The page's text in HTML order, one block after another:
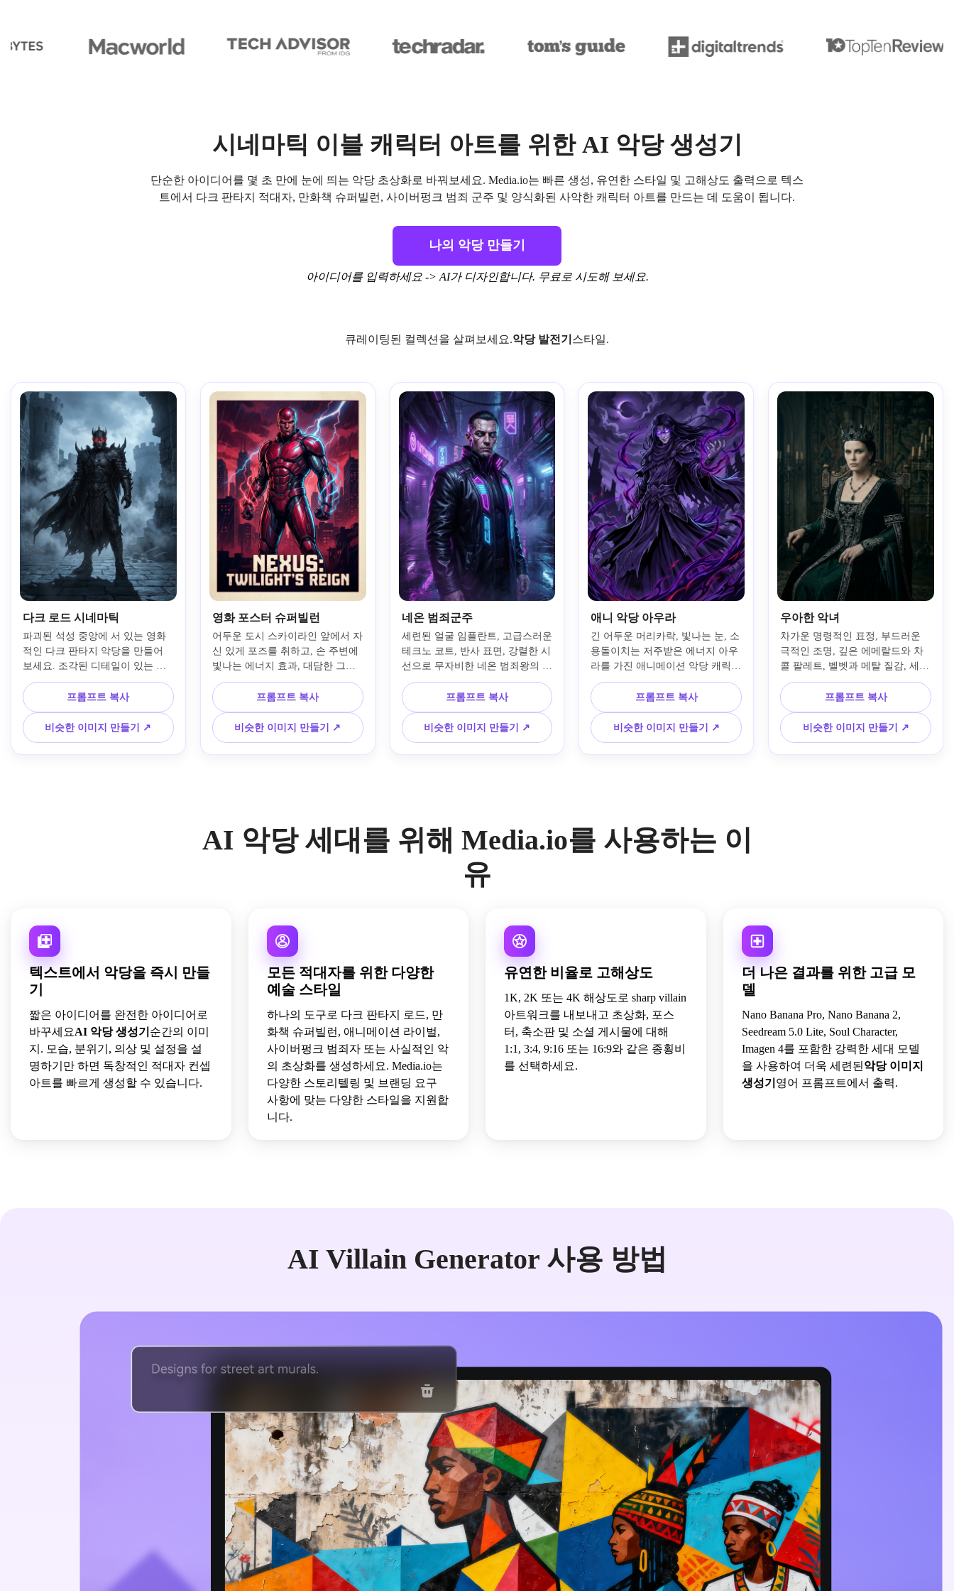
시네마틱 이블 캐릭터 아트를 위한 AI 악당 생성기
단순한 아이디어를 몇 초 만에 눈에 띄는 악당 초상화로 바꿔보세요. Media.io는 빠른 생성, 유연한 스타일 및 고해상도 출력으로 텍스
트에서 다크 판타지 적대자, 만화책 슈퍼빌런, 사이버펑크 범죄 군주 및 양식화된 사악한 캐릭터 아트를 만드는 데 도움이 됩니다.
나의 악당 만들기
아이디어를 입력하세요 -> AI가 디자인합니다. 무료로 시도해 보세요.
큐레이팅된 컬렉션을 살펴보세요.악당 발전기 스타일.
다크 로드 시네마틱
파괴된 석성 중앙에 서 있는 영화
적인 다크 판타지 악당을 만들어
보세요. 조각된 디테일이 있는 검
은색 흑요석 갑옷과 너덜너덜한 망
토를 입고, 빛나는 붉은 눈, 떠다니
는 연기, 차가운 청회색 분위기, 극
적인 림 조명, 대비가 높은 그림자,
질감 있는 금속, 서사시적인 구성,
매우 디테일한 컨셉 아트.
프롬프트 복사
비슷한 이미지 만들기 ↗
영화 포스터 슈퍼빌런
어두운 도시 스카이라인 앞에서 자
신 있게 포즈를 취하고, 손 주변에
빛나는 에너지 효과, 대담한 그림
자, 풍부한 진홍색과 일렉트릭 블
루 팔레트, 광택 있는 소재, 극적인
원근법, 프리미엄 포스터 마감, 매
우 디테일한 영화 아트워크 등 미
래적인 갑옷을 입은 강력한 적대자
가 등장하는 세련된 만화책 슈퍼빌
프롬프트 복사
비슷한 이미지 만들기 ↗
네온 범죄군주
세련된 얼굴 임플란트, 고급스러운
테크노 코트, 반사 표면, 강렬한 시
선으로 무자비한 네온 범죄왕의 사
이버펑크 악당 초상화를 디자인하
세요. 보라색과 파란색 조명, 젖은
메탈릭 질감, 우울한 안개, 선명한
대비, 영화적인 공상과학 프레임,
매우 디테일한 컨셉 아트가 있는
미래 지하 제국을 배경으로 합니
프롬프트 복사
비슷한 이미지 만들기 ↗
애니 악당 아우라
긴 어두운 머리카락, 빛나는 눈, 소
용돌이치는 저주받은 에너지 아우
라를 가진 애니메이션 악당 캐릭터
를 어두운 분위기 배경에 극적으로
포즈를 취하고, 날카로운 라인워
크, 생생한 하이라이트, 짙은 보라
색과 검은색 팔레트, 레이어드된
패브릭 디테일, 강렬한 표현, 역동
적인 구성, 매우 디테일한 프리미
프롬프트 복사
비슷한 이미지 만들기 ↗
우아한 악녀
차가운 명령적인 표정, 부드러운
극적인 조명, 깊은 에메랄드와 차
콜 팔레트, 벨벳과 메탈 질감, 세련
된 구성, 패션 편집 광택, 매우 세
밀한 판타지 캐릭터 일러스트레이
션으로 검은색 왕실 가운, 보석으
로 장식된 왕관, 화려한 액세서리
를 착용한 고딕 럭셔리 스타일의
우아한 악녀 초상화를 만듭니다.
프롬프트 복사
비슷한 이미지 만들기 ↗
AI 악당 세대를 위해 Media.io를 사용하는 이
유
텍스트에서 악당을 즉시 만들
기
짧은 아이디어를 완전한 아이디어로
바꾸세요AI 악당 생성기 순간의 이미
지. 모습, 분위기, 의상 및 설정을 설
명하기만 하면 독창적인 적대자 컨셉
아트를 빠르게 생성할 수 있습니다.
모든 적대자를 위한 다양한
예술 스타일
하나의 도구로 다크 판타지 로드, 만
화책 슈퍼빌런, 애니메이션 라이벌,
사이버펑크 범죄자 또는 사실적인 악
의 초상화를 생성하세요. Media.io는
다양한 스토리텔링 및 브랜딩 요구
사항에 맞는 다양한 스타일을 지원합
니다.
유연한 비율로 고해상도
1K, 2K 또는 4K 해상도로 sharp villain
아트워크를 내보내고 초상화, 포스
터, 축소판 및 소셜 게시물에 대해
1:1, 3:4, 9:16 또는 16:9와 같은 종횡비
를 선택하세요.
더 나은 결과를 위한 고급 모
델
Nano Banana Pro, Nano Banana 2,
Seedream 5.0 Lite, Soul Character,
Imagen 4를 포함한 강력한 세대 모델
을 사용하여 더욱 세련된악당 이미지
생성기 영어 프롬프트에서 출력.
AI Villain Generator 사용 방법